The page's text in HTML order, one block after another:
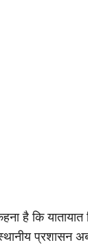
है कि
प्रशासन